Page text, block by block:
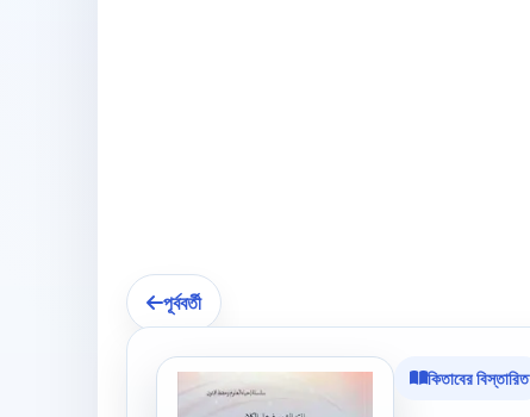
পূর্ববর্তী
কিতাবের বিস্তারিত